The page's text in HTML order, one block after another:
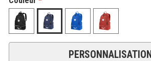
PERSONNALISATION